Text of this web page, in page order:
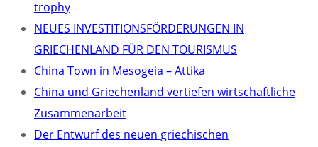
trophy
NEUES INVESTITIONSFÖRDERUNGEN IN
GRIECHENLAND FÜR DEN TOURISMUS
China Town in Mesogeia – Attika
China und Griechenland vertiefen wirtschaftliche
Zusammenarbeit
Der Entwurf des neuen griechischen